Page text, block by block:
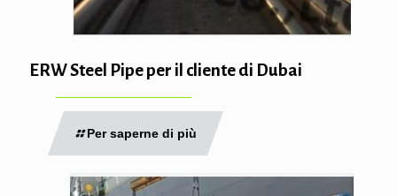
ERW Steel Pipe per il cliente di Dubai
Per saperne di più